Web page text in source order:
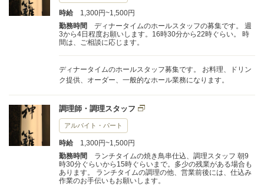
時給
1,300円~1,500円
勤務時間
ディナータイムのホールスタッフの募集です。 週
3から4日程度お願いします。16時30分から22時ぐらい。 時
間は、ご相談に応じます。
ディナータイムのホールスタッフ募集です。 お料理、ドリン
ク提供、オーダー、一般的なホール業務になります。
調理師・調理スタッフ
アルバイト・パート
時給
1,300円~1,500円
勤務時間
ランチタイムの焼き鳥串仕込、調理スタッフ 朝9
時30分ぐらいから15時ぐらいまで。多少の残業がある場合も
あります。 ランチタイムの調理の他、営業前後には、仕込み
作業のお手伝いもお願いします。